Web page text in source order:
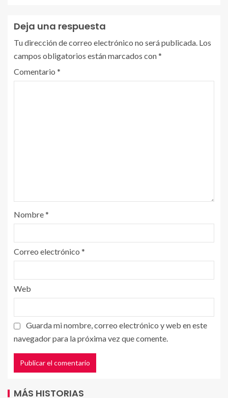
Deja una respuesta
Tu dirección de correo electrónico no será publicada. Los
campos obligatorios están marcados con*
Comentario *
Nombre*
Correo electrónico *
Web
Guarda mi nombre, correo electrónico y web en este
navegador para la próxima vez que comente.
MÁS HISTORIAS